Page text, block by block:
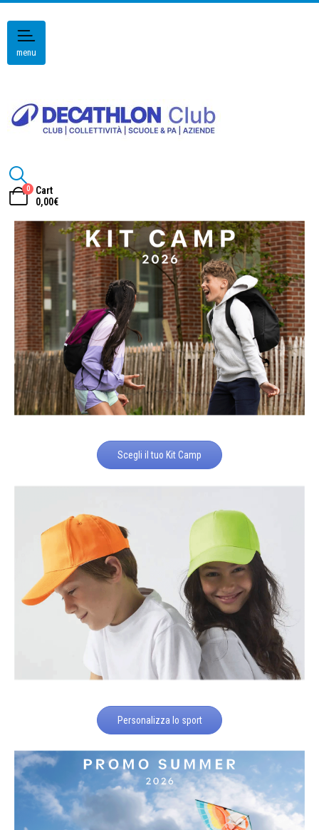
menu
0
Cart
0,00€
Scegli il tuo Kit Camp
Personalizza lo sport